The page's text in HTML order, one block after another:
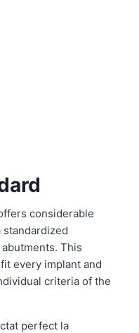
considerable
This
every implant and
criteria of the
perfect la